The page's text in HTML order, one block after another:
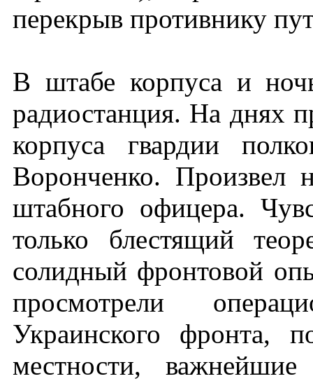
перекрыв противнику
В штабе корпуса и
радиостанция. На днях
корпуса гвардии
Воронченко. Произвел
штабного офицера.
только блестящий
солидный фронтовой
просмотрели
Украинского фронта,
местности,